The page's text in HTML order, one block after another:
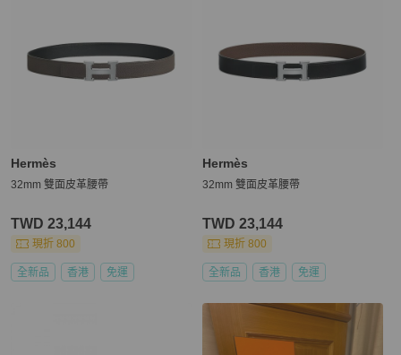
Hermès
32mm 雙面皮革腰帶
TWD 23,144
現折 800
全新品 香港 免運
Hermès
32mm 雙面皮革腰帶
TWD 23,144
現折 800
全新品 香港 免運